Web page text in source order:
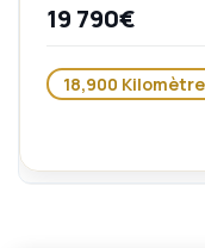
19 790€
18,900